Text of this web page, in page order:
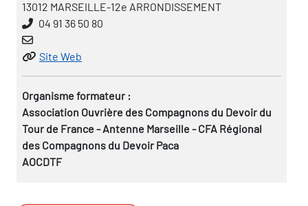
13012 MARSEILLE-12e ARRONDISSEMENT
04 91 36 50 80
Site Web
Organisme formateur :
Association Ouvrière des Compagnons du Devoir du
Tour de France - Antenne Marseille - CFA Régional
des Compagnons du Devoir Paca
AOCDTF